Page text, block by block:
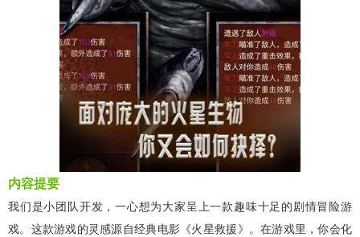
内容提要
我们是小团队开发，一心想为大家呈上一款趣味十足的剧情冒险游
戏。这款游戏的灵感源自经典电影《火星救援》。在游戏里，你会化